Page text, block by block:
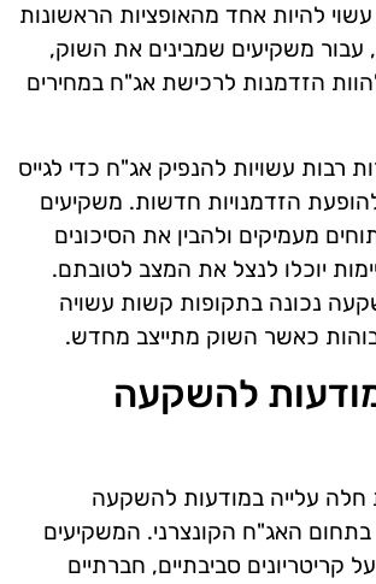
להיות אחד מהאופציות הראשונות
עבור משקיעים שמבינים את השוק,
הזדמנות לרכישת אג"ח במחירים
רבות עשויות להנפיק אג"ח כדי לגייס
הזדמנויות חדשות. משקיעים
מעמיקים ולהבין את הסיכונים
יוכלו לנצל את המצב לטובתם.
נכונה בתקופות קשות עשויה
כאשר השוק מתייצב מחדש.
להשקעה
חלה עלייה במודעות להשקעה
האג"ח הקונצרני. המשקיעים
קריטריונים סביבתיים, חברתיים